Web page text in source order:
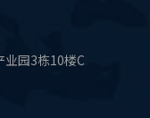
园3栋10楼C